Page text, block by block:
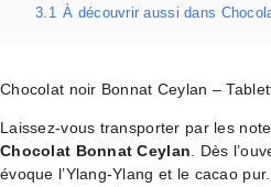
3.1 À découvrir aussi dans
Chocolat noir Bonnat Ceylan –
Laissez-vous transporter par les
Chocolat Bonnat Ceylan . Dès
évoque l’Ylang-Ylang et le cacao